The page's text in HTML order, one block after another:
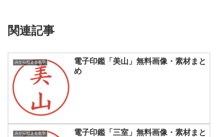
関連記事
みから始まる名字
電子印鑑「美山」無料画像・素材まと
め
みから始まる名字
電子印鑑「三室」無料画像・素材まと